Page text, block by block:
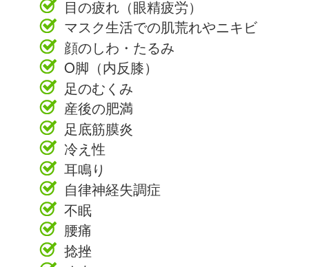
目の疲れ（眼精疲労）
マスク生活での肌荒れやニキビ
顔のしわ・たるみ
O脚（内反膝）
足のむくみ
産後の肥満
足底筋膜炎
冷え性
耳鳴り
自律神経失調症
不眠
腰痛
捻挫